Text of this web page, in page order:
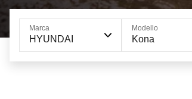
Marca
HYUNDAI
Modello
Kona